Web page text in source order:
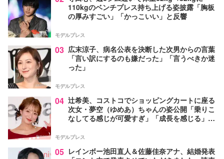
110kgのベンチプレス持ち上げる姿披露「胸板
の厚みすごい」「かっこいい」と反響
モデルプレス
03 広末涼子、病名公表を決断した次男からの言葉
「言い訳にするのも嫌だった」「言うべきか迷
った」
モデルプレス
04 辻希美、コストコでショッピングカートに座る
次女・夢空（ゆめあ）ちゃんの姿公開「乗りこ
なしてる感じが可愛すぎ」「成長を感じる」の
モデルプレス
05 レインボー池田直人＆佐藤佳奈アナ、結婚発表